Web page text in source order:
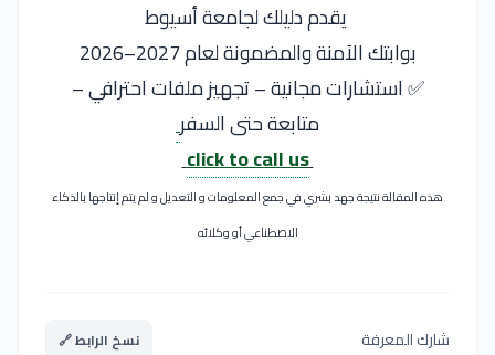
يقدم دليلك لجامعة أسيوط
بوابتك الآمنة والمضمونة لعام 2027–2026
✅ استشارات مجانية – تجهيز ملفات احترافي –
متابعة حتى السفر
click to call us
هذه المقالة نتيجة جهد بشري في جمع المعلومات و التعديل و لم يتم إنتاجها بالذكاء
الاصطناعي أو وكلائه
شارك المعرفة نسخ الرابط 🔗